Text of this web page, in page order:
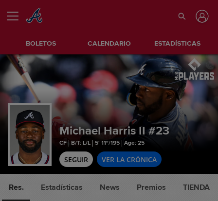
BOLETOS CALENDARIO ESTADÍSTICAS
Michael Harris II #23
CF B/T: L/L 5' 11"/195 Age: 25
SEGUIR VER LA CRÓNICA
Res. Estadísticas News Premios TIENDA